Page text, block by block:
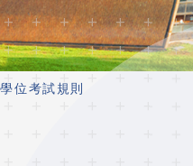
位考試規則